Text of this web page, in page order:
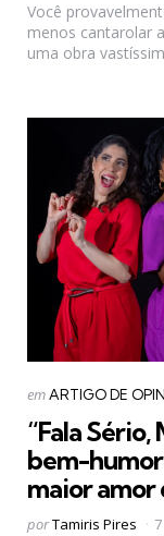
Você
menos cantarolar
uma obra
Categorias
Postado
emARTIGO DE
“Fala
bem-
maior
Postado
porTamiris Pires